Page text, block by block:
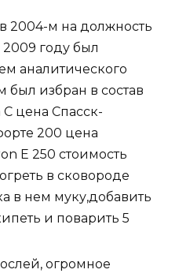
2004-м на должность
2009 году был
аналитического
был избран в состав
цена Спасск-
200 цена
E 250 стоимость
в сковороде
в нем муку,добавить
и поварить 5
огромное